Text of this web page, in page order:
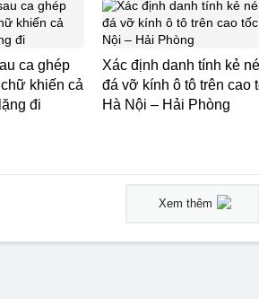
ca ghép
khiến cả
đi
Xác định danh tính kẻ
đá vỡ kính ô tô trên cao
Hà Nội – Hải Phòng
Xem thêm